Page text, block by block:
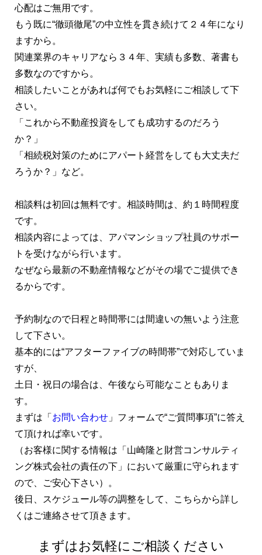
心配はご無用です。
もう既に“徹頭徹尾”の中立性を貫き続けて２４年になり
ますから。
関連業界のキャリアなら３４年、実績も多数、著書も
多数なのですから。
相談したいことがあれば何でもお気軽にご相談して下
さい。
「これから不動産投資をしても成功するのだろう
か？」
「相続税対策のためにアパート経営をしても大丈夫だ
ろうか？」など。
相談料は初回は無料です。相談時間は、約１時間程度
です。
相談内容によっては、アパマンショップ社員のサポー
トを受けながら行います。
なぜなら最新の不動産情報などがその場でご提供でき
るからです。
予約制なので日程と時間帯には間違いの無いよう注意
して下さい。
基本的には“アフターファイブの時間帯”で対応していま
すが、
土日・祝日の場合は、午後なら可能なこともありま
す。
まずは「 お問い合わせ」フォームで“ご質問事項”に答え
て頂ければ幸いです。
（お客様に関する情報は「山崎隆と財営コンサルティ
ング株式会社の責任の下」において厳重に守られます
ので、ご安心下さい）。
後日、スケジュール等の調整をして、こちらから詳し
くはご連絡させて頂きます。
まずはお気軽にご相談ください